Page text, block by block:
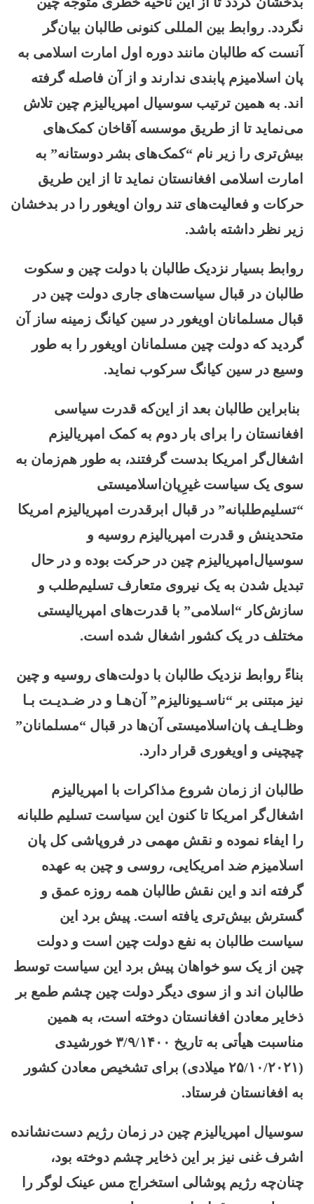
نگردد. روابط بین المللی کنونی طالبان بیان‌گر
آنست که طالبان مانند دوره اول امارت اسلامی به
پان اسلامیزم پابندی ندارند و از آن فاصله گرفته
اند. به همین ترتیب سوسیال امپریالیزم چین تلاش
می‌نماید تا از طریق موسسه آقاخان کمک‌های
بیش‌تری را زیر نام “کمک‌های بشر دوستانه” به
امارت اسلامی افغانستان نماید تا از این طریق
حرکات و فعالیت‌های تند روان اویغور را در بدخشان
زیر نظر داشته باشد.
روابط بسیار نزدیک طالبان با دولت چین و سکوت
طالبان در قبال سیاست‌های جاری دولت چین در
قبال مسلمانان اویغور در سین کیانگ زمینه ساز آن
گردید که دولت چین مسلمانان اویغور را به طور
وسیع در سین کیانگ سرکوب نماید.
بنابراین طالبان بعد از این‌که قدرت سیاسی
افغانستان را برای بار دوم به کمک امپریالیزم
اشغال‌گر امریکا بدست گرفتند، به طور هم‌زمان به
سوی یک سیاست غیرِپان‌اسلامیستی
“تسلیم‌طلبانه” در قبال ابرقدرت‌ امپریالیزم امریکا
متحدینش و قدرت‌ امپریالیزم روسیه و
سوسیال‌امپریالیزم چین در حرکت بوده و در حال
تبدیل شدن به یک نیروی متعارف تسلیم‌طلب و
سازش‌کار “اسلامی” با قدرت‌های امپریالیستی
مختلف در یک کشور اشغال شده است.
بناءً روابط نزدیک طالبان با دولت‌های روسیه و چین
نیز مبتنی بر “ناسـیونالیزم” آن‌هـا و در ضـدیـت بـا
وظـایـف پان‌اسلامیستی آن‌ها در قبال “مسلمانان”
چیچینی و اویغوری قرار دارد.
طالبان از زمان شروع مذاکرات با امپریالیزم
اشغال‌گر امریکا تا کنون این سیاست تسلیم طلبانه
را ایفاء نموده و نقش مهمی در فروپاشی کل پان
اسلامیزم ضد امریکایی، روسی و چین به عهده
گرفته اند و این نقش طالبان همه روزه عمق و
گسترش بیش‌تری یافته است. پیش برد این
سیاست طالبان به نفع دولت چین است و دولت
چین از یک سو خواهان پیش برد این سیاست توسط
طالبان اند و از سوی دیگر دولت چین چشم طمع بر
ذخایر معادن افغانستان دوخته است، به همین
مناسبت هیأتی به تاریخ ۳/۹/۱۴۰۰ خورشیدی
(۲۵/۱۰/۲۰۲۱ میلادی) برای تشخیص معادن کشور
به افغانستان فرستاد.
سوسیال امپریالیزم چین در زمان رژیم دست‌نشانده
اشرف غنی نیز بر این ذخایر چشم دوخته بود،
چنان‌چه رژیم پوشالی استخراج مس عینک لوگر را